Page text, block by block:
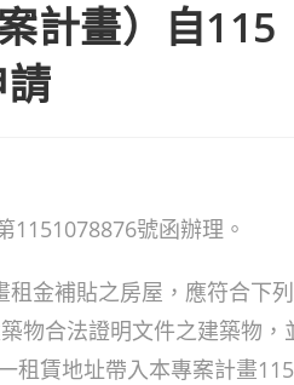
計畫）自115
號函辦理。
金補貼之房屋，應符合下列
物合法證明文件之建築物，
租賃地址帶入本專案計畫115